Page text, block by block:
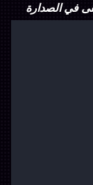
في الصدارة